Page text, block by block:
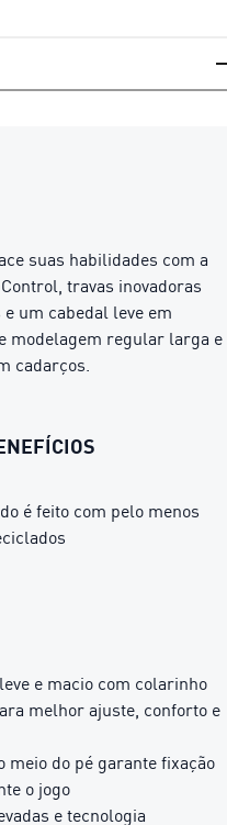
suas habilidades com a
travas inovadoras
um cabedal leve em
modelagem regular larga e
cadarços.
é feito com pelo menos
e macio com colarinho
melhor ajuste, conforto e
meio do pé garante fixação
o jogo
e tecnologia